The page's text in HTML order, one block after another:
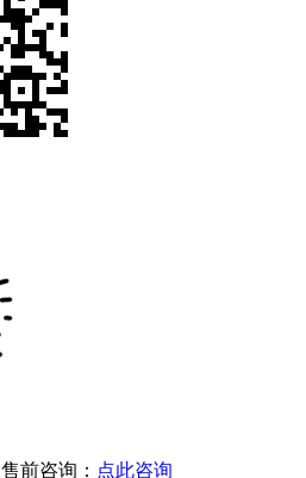
售前咨询： 点此咨询